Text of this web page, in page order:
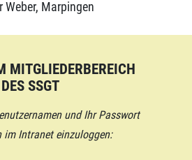
Weber, Marpingen
MITGLIEDERBEREICH
DES SSGT
und Ihr Passwort
im Intranet einzuloggen: